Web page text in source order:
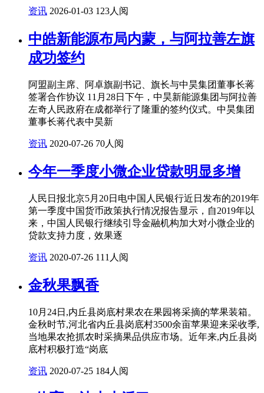
资讯 2026-01-03 123人阅
中皓新能源布局内蒙，与阿拉善左旗
成功签约
阿盟副主席、阿卓旗副书记、旗长与中昊集团董事长蒋
签署合作协议 11月28日下午，中昊新能源集团与阿拉善
左奇人民政府在成都举行了隆重的签约仪式。中昊集团
董事长蒋代表中昊新
资讯 2020-07-26 70人阅
今年一季度小微企业贷款明显多增
人民日报北京5月20日电中国人民银行近日发布的2019年
第一季度中国货币政策执行情况报告显示，自2019年以
来，中国人民银行继续引导金融机构加大对小微企业的
贷款支持力度，效果逐
资讯 2020-07-26 111人阅
金秋果飘香
10月24日,内丘县岗底村果农在果园将采摘的苹果装箱。
金秋时节,河北省内丘县岗底村3500余亩苹果迎来采收季,
当地果农抢抓农时采摘果品供应市场。近年来,内丘县岗
底村积极打造“岗底
资讯 2020-07-25 184人阅